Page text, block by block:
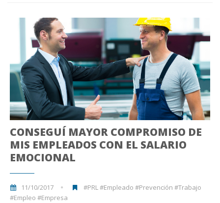
CONSEGUÍ MAYOR COMPROMISO DE
MIS EMPLEADOS CON EL SALARIO
EMOCIONAL
11/10/2017
#PRL #Empleado #Prevención #Trabajo
#Empleo #Empresa